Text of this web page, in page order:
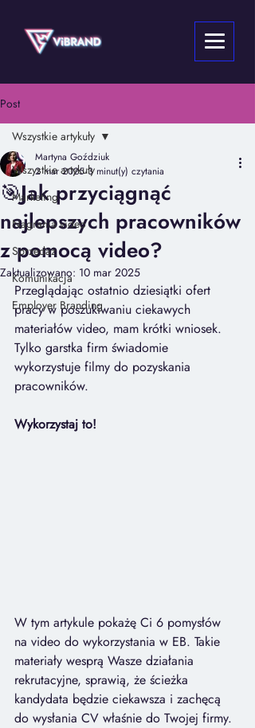
Post
Wszystkie artykuły
Marketing
Nagrania video
Sprzedaż
Komunikacja
Employer Branding
Wszystkie artykuły
🎯Jak przyciągnąć
najlepszych pracowników
z pomocą video?
Martyna Goździuk
2 mar 2025 3 minut(y) czytania
Zaktualizowano: 10 mar 2025
Przeglądając ostatnio dziesiątki ofert
pracy w poszukiwaniu ciekawych
materiałów video, mam krótki wniosek.
Tylko garstka firm świadomie
wykorzystuje filmy do pozyskania
pracowników.
Wykorzystaj to!
W tym artykule pokażę Ci 6 pomysłów
na video do wykorzystania w EB. Takie
materiały wesprą Wasze działania
rekrutacyjne, sprawią, że ścieżka
kandydata będzie ciekawsza i zachęcą
do wysłania CV właśnie do Twojej firmy.